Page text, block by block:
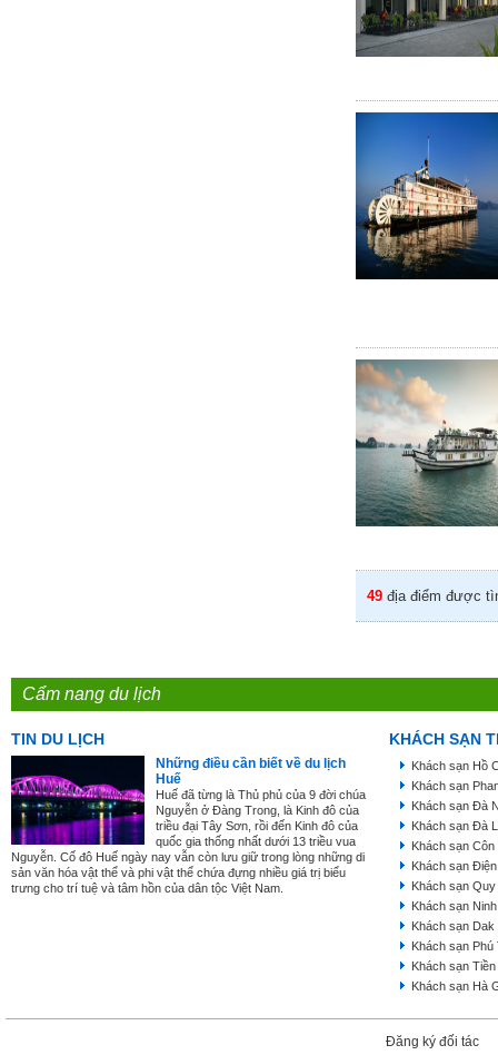
49 địa điểm được
Cẩm nang du lịch
TIN DU LỊCH
Những điều cần biết về du lịch
Huế
Huế đã từng là Thủ phủ của 9 đời chúa
Nguyễn ở Đàng Trong, là Kinh đô của
triều đại Tây Sơn, rồi đến Kinh đô của
quốc gia thống nhất dưới 13 triều vua
Nguyễn. Cố đô Huế ngày nay vẫn còn lưu giữ trong lòng những di
sản văn hóa vật thể và phi vật thể chứa đựng nhiều giá trị biểu
trưng cho trí tuệ và tâm hồn của dân tộc Việt Nam.
KHÁCH SẠN
Khách sạn Hồ
Khách sạn
Khách sạn Đà
Khách sạn Đà
Khách sạn
Khách sạn
Khách sạn
Khách sạn
Khách sạn Dak
Khách sạn Phú
Khách sạn
Khách sạn Hà
Đăng ký đối tác